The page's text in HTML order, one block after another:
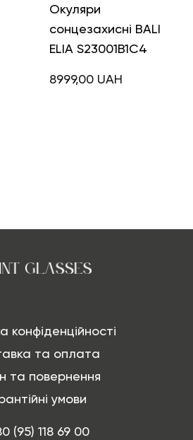
Окуляри
сонцезахисні BALI
ELIA S23001B1C4
8999,00 UAH
конфіденційності
та оплата
та повернення
умови
(95) 118 69 00